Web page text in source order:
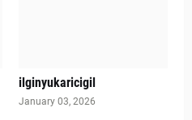
ilginyukaricigil
January 03, 2026